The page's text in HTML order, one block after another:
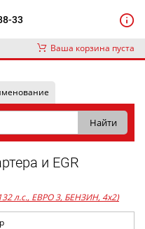
33
Ваша корзина пуста
и EGR
л.с., ЕВРО 3, БЕНЗИН, 4x2)